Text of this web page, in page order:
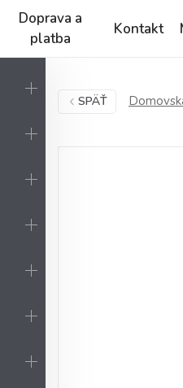
Doprava a
platba
Kontakt
SPÄŤ